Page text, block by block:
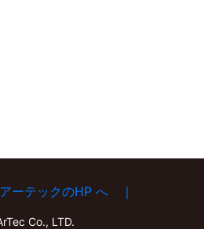
ーテックのHP へ ｜
Co., LTD.